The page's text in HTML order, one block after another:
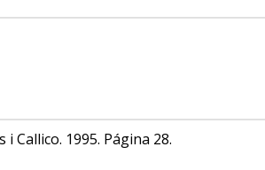
i Callico. 1995. Página 28.